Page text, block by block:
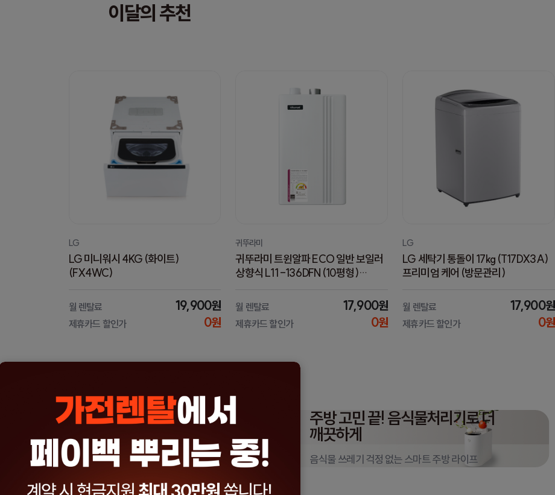
이달의 추천
LG
LG 미니워시 4KG (화이트)
(FX4WC)
월 렌탈료 19,900원
제휴카드 할인가 0원
귀뚜라미
귀뚜라미 트윈알파 ECO 일반 보일러
상향식 L11 -136DFN (10평형)
월 렌탈료 17,900원
제휴카드 할인가 0원
LG
LG 세탁기 통돌이 17kg (T17DX3A)
프리미엄 케어 (방문관리)
월 렌탈료 17,900원
제휴카드 할인가 0원
우리의 새집, 첫 렌탈 라이프
시작!
현명한 선택으로 완성하는 신혼·이사
살림준비
주방 고민 끝! 음식물처리기로 더
깨끗하게
음식물 쓰레기 걱정 없는 스마트 주방 라이프